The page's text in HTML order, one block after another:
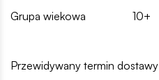
Grupa wiekowa 10+
Przewidywany termin dostawy